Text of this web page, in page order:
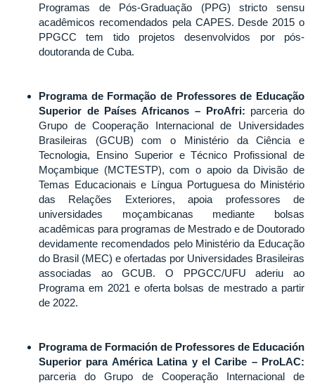
Programas de Pós-Graduação (PPG) stricto sensu
acadêmicos recomendados pela CAPES. Desde 2015 o
PPGCC tem tido projetos desenvolvidos por pós-
doutoranda de Cuba.
Programa de Formação de Professores de Educação
Superior de Países Africanos – ProAfri: parceria do
Grupo de Cooperação Internacional de Universidades
Brasileiras (GCUB) com o Ministério da Ciência e
Tecnologia, Ensino Superior e Técnico Profissional de
Moçambique (MCTESTP), com o apoio da Divisão de
Temas Educacionais e Língua Portuguesa do Ministério
das Relações Exteriores, apoia professores de
universidades moçambicanas mediante bolsas
acadêmicas para programas de Mestrado e de Doutorado
devidamente recomendados pelo Ministério da Educação
do Brasil (MEC) e ofertadas por Universidades Brasileiras
associadas ao GCUB. O PPGCC/UFU aderiu ao
Programa em 2021 e oferta bolsas de mestrado a partir
de 2022.
Programa de Formación de Professores de Educación
Superior para América Latina y el Caribe – ProLAC:
parceria do Grupo de Cooperação Internacional de